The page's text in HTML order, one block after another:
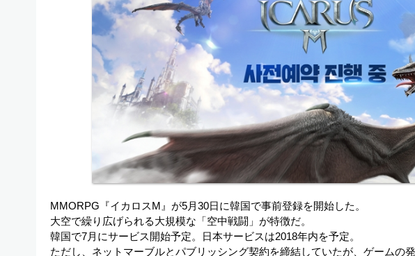
MMORPG『イカロスM』が5月30日に韓国で事前登録を開始した。
大空で繰り広げられる大規模な「空中戦闘」が特徴だ。
韓国で7月にサービス開始予定。日本サービスは2018年内を予定。
ただし、ネットマーブルとパブリッシング契約を締結していたが、ゲームの